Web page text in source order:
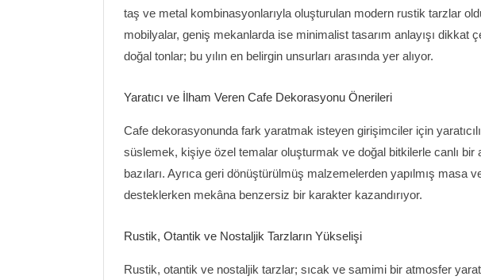
taş ve metal kombinasyonlarıyla oluşturulan modern rustik tarzlar
mobilyalar, geniş mekanlarda ise minimalist tasarım anlayışı dikkat
doğal tonlar; bu yılın en belirgin unsurları arasında yer alıyor.
Yaratıcı ve İlham Veren Cafe Dekorasyonu Önerileri
Cafe dekorasyonunda fark yaratmak isteyen girişimciler için
süslemek, kişiye özel temalar oluşturmak ve doğal bitkilerle canlı bir
bazıları. Ayrıca geri dönüştürülmüş malzemelerden yapılmış masa
desteklerken mekâna benzersiz bir karakter kazandırıyor.
Rustik, Otantik ve Nostaljik Tarzların Yükselişi
Rustik, otantik ve nostaljik tarzlar; sıcak ve samimi bir atmosfer